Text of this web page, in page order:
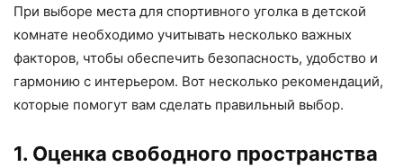
При выборе места для спортивного уголка в детской
комнате необходимо учитывать несколько важных
факторов, чтобы обеспечить безопасность, удобство и
гармонию с интерьером. Вот несколько рекомендаций,
которые помогут вам сделать правильный выбор.
1. Оценка свободного пространства